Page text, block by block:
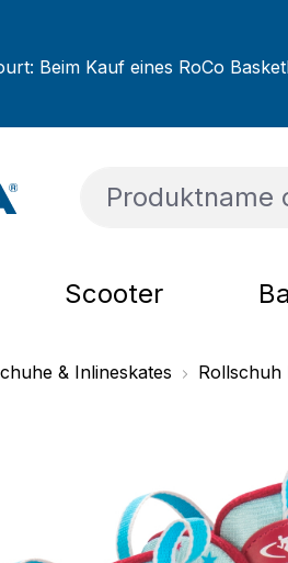
Beim Kauf eines RoCo
Scooter
& Inlineskates Rollschuh